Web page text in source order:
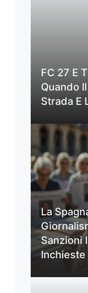
FC 27 E
Quando
Strada E
La
Sanzioni
Inchieste